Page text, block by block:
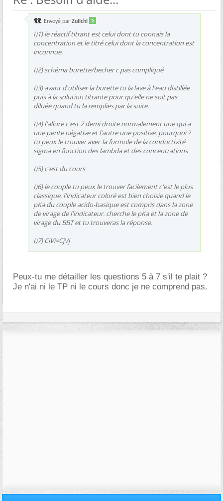
Envoyé par ZuIIchI
I)1) le réactif titrant est celui dont tu connais la
concentration et le titré celui dont la concentration est
inconnue.
I)2) schéma burette/becher c pas compliqué
I)3) avant d'utiliser la burette tu la lave à l'eau distillée
puis à la solution titrante pour qu'elle ne soit pas
diluée quand tu la remplies par la suite.
I)4) l'allure c'est 2 demi droite normalement une qui a
une pente négative et l'autre une positive. pourquoi ?
tu peux le trouver avec la formule de la conductivité
sigma en fonction des lambda et des concentrations
I)5) c'est du cours
I)6) le couple tu peux le trouver facilement c'est le plus
classique. l'indicateur coloré est bien choisie quand le
pKa du couple acido-basique est compris dans la zone
de virage de l'indicateur. cherche le pKa et la zone de
virage du BBT et tu trouveras la réponse.
I)7) CiVi=CjVj
Peux-tu me détailler les questions 5 à 7 s'il te plait ?
Je n'ai ni le TP ni le cours donc je ne comprend pas.